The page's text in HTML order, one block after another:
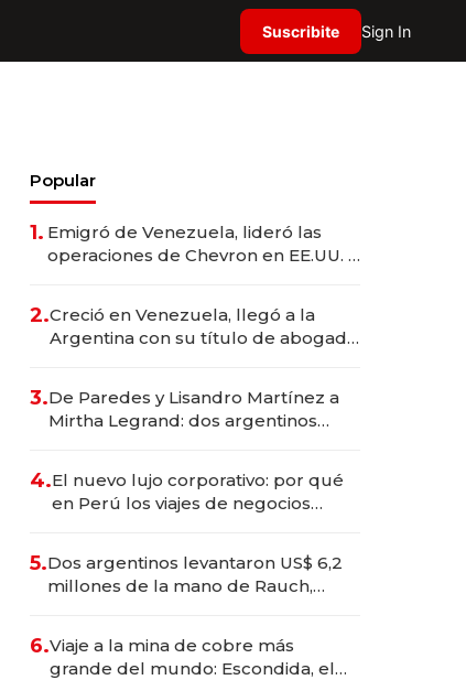
Suscribite Sign In
Popular
1. Emigró de Venezuela, lideró las
operaciones de Chevron en EE.UU. y
2.Creció en Venezuela, llegó a la
Argentina con su título de abogado
marcas "fast premium"
3.De Paredes y Lisandro Martínez a
Mirtha Legrand: dos argentinos
4.El nuevo lujo corporativo: por qué
en Perú los viajes de negocios
transformadoras
5.Dos argentinos levantaron US$ 6,2
millones de la mano de Rauch,
6.Viaje a la mina de cobre más
grande del mundo: Escondida, el